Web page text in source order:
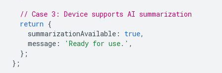
// Case 3: Device supports AI summarization
return {
summarizationAvailable : true,
message : 'Ready for use.' ,
};
};